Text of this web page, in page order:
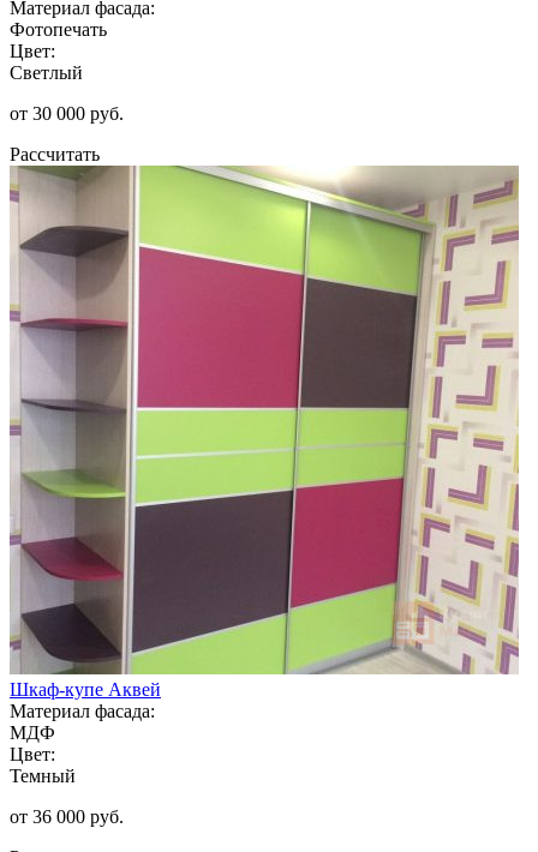
Материал фасада:
Фотопечать
Цвет:
Светлый
от 30 000 руб.
Рассчитать
Шкаф-купе Аквей
Материал фасада:
МДФ
Цвет:
Темный
от 36 000 руб.